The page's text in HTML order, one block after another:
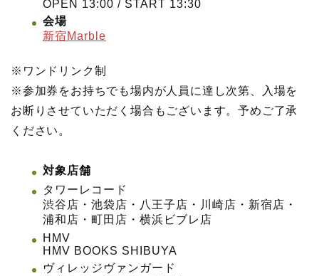
OPEN 13:00 / START 13:30
会場
新宿Marble
※ワンドリンク制
※参加券をお持ちでも場内が人員に達し次第、入場を
お断りさせていただく場合もございます。予めご了承
ください。
対象店舗
タワーレコード
渋谷店・池袋店・八王子店・川崎店・新宿店・
浦和店・町田店・横浜ビブレ店
HMV
HMV BOOKS SHIBUYA
ヴィレッジヴァンガード